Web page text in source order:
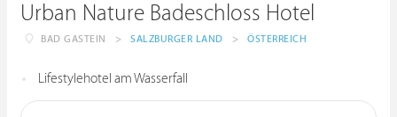
Urban Nature Badeschloss Hotel
BAD GASTEIN > SALZBURGER LAND > ÖSTERREICH
Lifestylehotel am Wasserfall